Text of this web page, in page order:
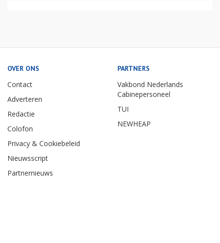
OVER ONS
Contact
Adverteren
Redactie
Colofon
Privacy & Cookiebeleid
Nieuwsscript
Partnernieuws
PARTNERS
Vakbond Nederlands
Cabinepersoneel
TUI
NEWHEAP